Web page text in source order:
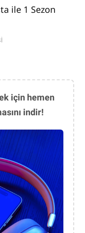
ile 1 Sezon
için hemen
indir!